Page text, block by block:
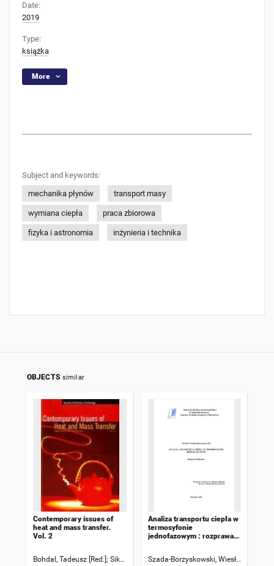
Date:
2019
Type:
książka
More
Subject and keywords:
mechanika płynów
transport masy
wymiana ciepła praca zbiorowa
fizyka i astronomia inżynieria i technika
OBJECTS similar
Contemporary issues of
heat and mass transfer.
Vol. 2
Bohdal, Tadeusz [Red.] Sikora, Małgorzata [Red.] Poniewski, Mieczysław
Analiza transportu ciepła w
termosyfonie
jednofazowym : rozprawa
Szada-Borzyskowski, Wiesław